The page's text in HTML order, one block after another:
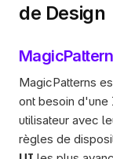
de Design
MagicPatterns
ont besoin
utilisateur avec
règles de